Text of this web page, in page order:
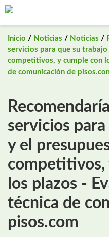
Saltar
Inicio / Noticias / Noticias /
servicios para que su
competitivos, y cumple con
de comunicación de
servicios
y el
competitivos,
los plazos -
técnica de
pisos.com